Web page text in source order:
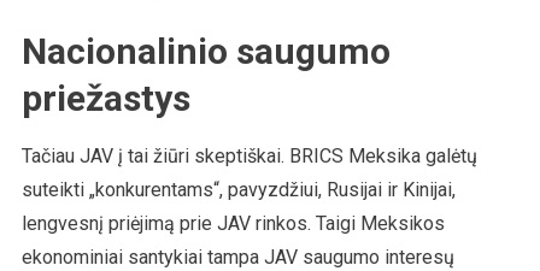
Nacionalinio saugumo
priežastys
Tačiau JAV į tai žiūri skeptiškai. BRICS Meksika galėtų
suteikti „konkurentams“, pavyzdžiui, Rusijai ir Kinijai,
lengvesnį priėjimą prie JAV rinkos. Taigi Meksikos
ekonominiai santykiai tampa JAV saugumo interesų